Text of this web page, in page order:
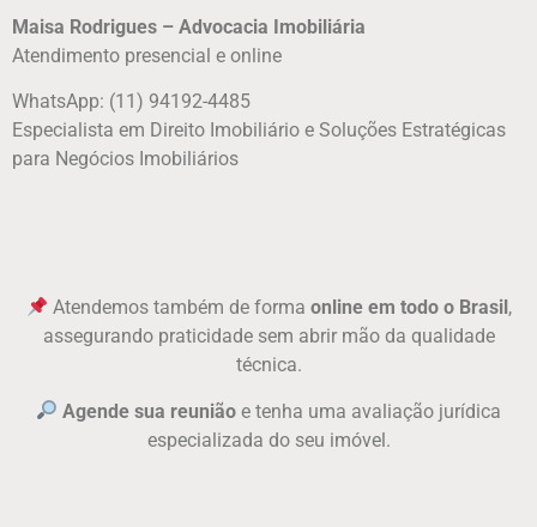
Maisa Rodrigues – Advocacia Imobiliária
Atendimento presencial e online
WhatsApp: (11) 94192-4485
Especialista em Direito Imobiliário e Soluções Estratégicas
para Negócios Imobiliários
Atendemostambém de forma online em todo o Brasil ,
assegurando praticidade sem abrir mão da qualidade
técnica.
Agende sua reunião e tenha uma avaliação jurídica
especializada do seu imóvel.